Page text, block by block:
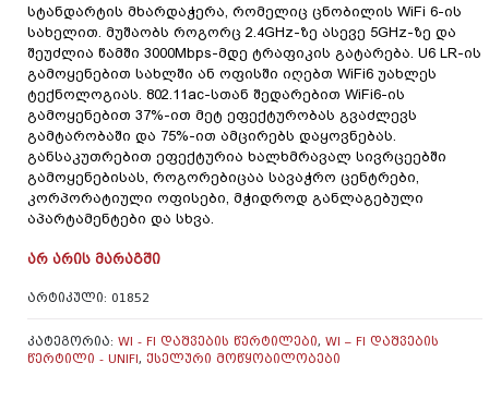
სტანდარტის მხარდაჭერა, რომელიც ცნობილის WiFi 6-ის
სახელით. მუშაობს როგორც 2.4GHz-ზე ასევე 5GHz-ზე და
შეუძლია წამში 3000Mbps-მდე ტრაფიკის გატარება. U6 LR-ის
გამოყენებით სახლში ან ოფისში იღებთ WiFi6 უახლეს
ტექნოლოგიას. 802.11ac-სთან შედარებით WiFi6-ის
გამოყენებით 37%-ით მეტ ეფექტურობას გვაძლევს
გამტარობაში და 75%-ით ამცირებს დაყოვნებას.
განსაკუთრებით ეფექტურია ხალხმრავალ სივრცეებში
გამოყენებისას, როგორებიცაა სავაჭრო ცენტრები,
კორპორატიული ოფისები, მჭიდროდ განლაგებული
აპარტამენტები და სხვა.
ᲐᲠ ᲐᲠᲘᲡ ᲛᲐᲠᲐᲒᲨᲘ
ᲐᲠᲢᲘᲙᲣᲚᲘ: 01852
ᲙᲐᲢᲔᲒᲝᲠᲘᲐ: WI - FI ᲓᲐᲨᲕᲔᲑᲘᲡ ᲬᲔᲠᲢᲘᲚᲔᲑᲘ, WI – FI ᲓᲐᲨᲕᲔᲑᲘᲡ
ᲬᲔᲠᲢᲘᲚᲘ - UNIFI, ᲥᲡᲔᲚᲣᲠᲘ ᲛᲝᲬᲧᲝᲑᲘᲚᲝᲑᲔᲑᲘ